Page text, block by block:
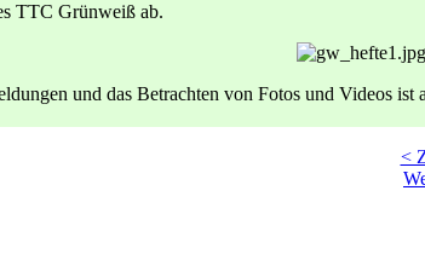
TTC Grünweiß ab.
und das Betrachten von Fotos und Videos
<